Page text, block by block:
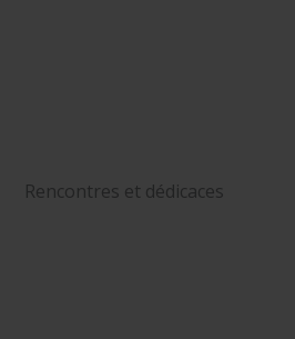
Rencontres et dédicaces